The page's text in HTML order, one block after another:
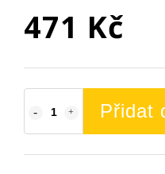
471 Kč
Přidat